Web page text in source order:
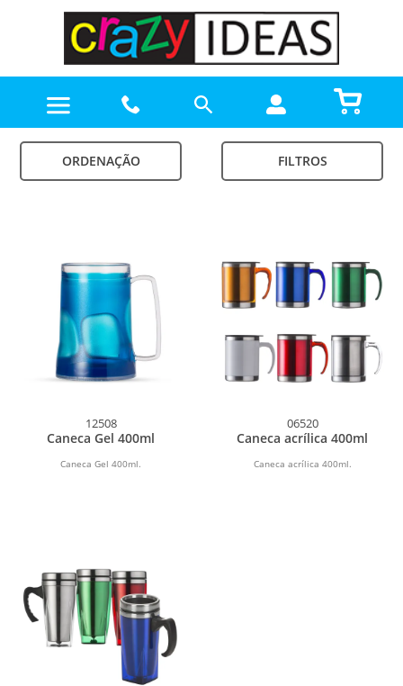
ORDENAÇÃO FILTROS
12508
Caneca Gel 400ml
Caneca Gel 400ml.
06520
Caneca acrílica 400ml
Caneca acrílica 400ml.